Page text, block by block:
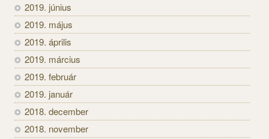
2019. június
2019. május
2019. április
2019. március
2019. február
2019. január
2018. december
2018. november